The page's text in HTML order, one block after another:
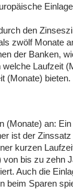
den
zwölf Monate
der Banken,
Laufzeit
(Monate)
an:
ist der
kurzen
bis zu zehn
Auch die
Sparen